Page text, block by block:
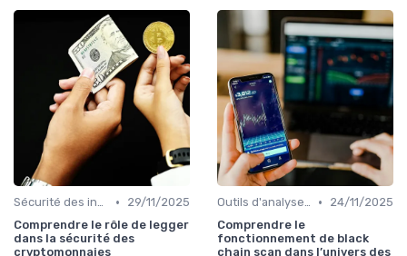
Sécurité des investissements en ligne •
29/11/2025
Comprendre le rôle de legger
dans la sécurité des
cryptomonnaies
Outils d'analyse et de suivi •
24/11/2025
Comprendre le
fonctionnement de black
chain scan dans l’univers des